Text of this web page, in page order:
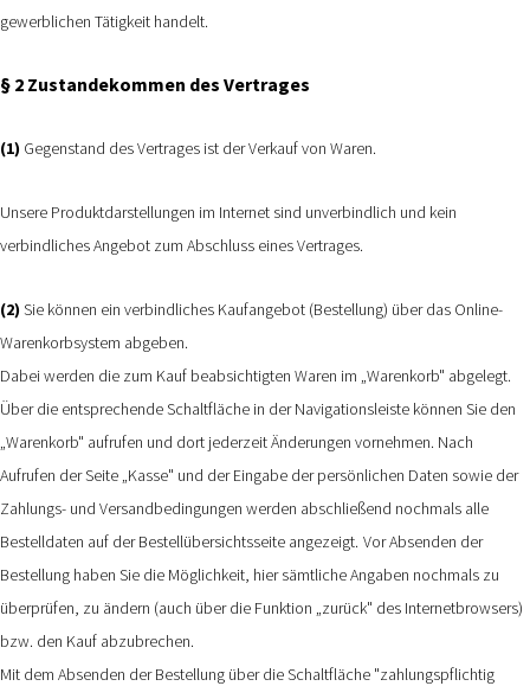
gewerblichen Tätigkeit handelt.
§ 2 Zustandekommen des Vertrages
(1) Gegenstand des Vertrages ist der Verkauf von Waren.
Unsere Produktdarstellungen im Internet sind unverbindlich und kein
verbindliches Angebot zum Abschluss eines Vertrages.
(2) Sie können ein verbindliches Kaufangebot (Bestellung) über das Online-
Warenkorbsystem abgeben.
Dabei werden die zum Kauf beabsichtigten Waren im „Warenkorb" abgelegt.
Über die entsprechende Schaltfläche in der Navigationsleiste können Sie den
„Warenkorb" aufrufen und dort jederzeit Änderungen vornehmen. Nach
Aufrufen der Seite „Kasse" und der Eingabe der persönlichen Daten sowie der
Zahlungs- und Versandbedingungen werden abschließend nochmals alle
Bestelldaten auf der Bestellübersichtsseite angezeigt. Vor Absenden der
Bestellung haben Sie die Möglichkeit, hier sämtliche Angaben nochmals zu
überprüfen, zu ändern (auch über die Funktion „zurück" des Internetbrowsers)
bzw. den Kauf abzubrechen.
Mit dem Absenden der Bestellung über die Schaltfläche "zahlungspflichtig